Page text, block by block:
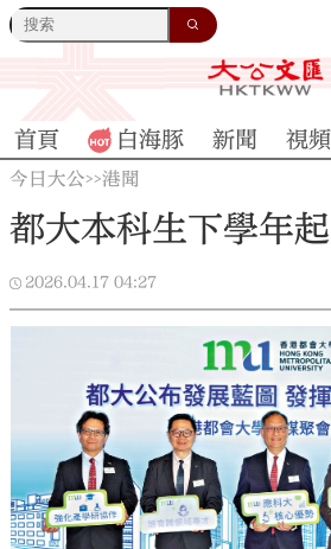
首頁 白海豚 新聞 視頻
今日大公>>港聞
都大本科生下學年
2026.04.17 04:27